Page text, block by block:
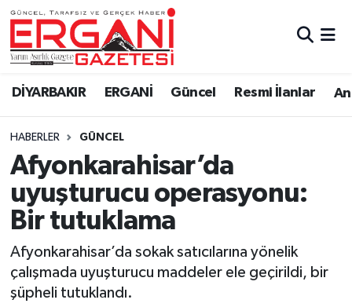
DİYARBAKIR ERGANİ Güncel Resmi İlanlar
HABERLER GÜNCEL
Afyonkarahisar’da
uyuşturucu operasyonu:
Bir tutuklama
Afyonkarahisar’da sokak satıcılarına yönelik
çalışmada uyuşturucu maddeler ele geçirildi, bir
şüpheli tutuklandı.
DİYARBAKIR
BİSMİL
BAĞLAR
ERGANİ
Güncel
Eği̇ti̇m
Resmi İlanlar
Sağlık
Si̇yaset
Ergani Nöbetçi Eczaneler
Ergani Hava Durumu
Ergani Trafik Yoğunluk Haritası
Süper Lig Puan Durumu ve Fikstür
Tüm Manşetler
Son Dakika Haberleri
Haber Arşivi